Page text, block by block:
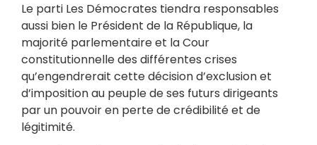
Le parti Les Démocrates tiendra responsables
aussi bien le Président de la République, la
majorité parlementaire et la Cour
constitutionnelle des différentes crises
qu’engendrerait cette décision d’exclusion et
d’imposition au peuple de ses futurs dirigeants
par un pouvoir en perte de crédibilité et de
légitimité.